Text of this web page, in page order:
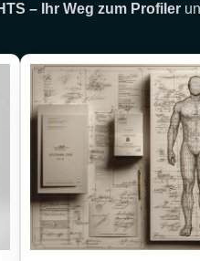
– Ihr Weg zum Profiler